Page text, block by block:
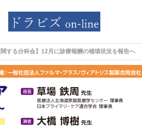
関する分科会】12月に診療報酬の補填状況を報告へ